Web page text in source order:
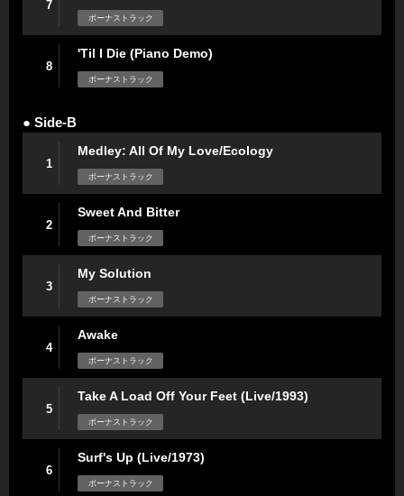
7
ボーナストラック
8
'Til I Die (Piano Demo)
ボーナストラック
● Side-B
1
Medley: All Of My Love/Ecology
ボーナストラック
2
Sweet And Bitter
ボーナストラック
3
My Solution
ボーナストラック
4
Awake
ボーナストラック
5
Take A Load Off Your Feet (Live/1993)
ボーナストラック
6
Surf's Up (Live/1973)
ボーナストラック